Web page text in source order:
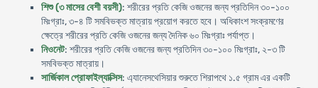
শিশু (৩ মাসের বেশী বয়সী): শরীরের প্রতি কেজি ওজনের জন্য প্রতিদিন ৩০-১০০
মিঃগ্রাঃ, ৩-৪ টি সমবিভক্ত মাত্রায় প্রয়োগ করতে হবে। অধিকাংশ সংক্রমণের
ক্ষেত্রে শরীরের প্রতি কেজি ওজনের জন্য দৈনিক ৬০ মিঃগ্রাঃ পর্যাপ্ত।
নিওনেট: শরীরের প্রতি কেজি ওজনের জন্য প্রতিদিন ৩০-১০০ মিঃগ্রাঃ, ২-৩ টি
সমবিভক্ত মাত্রায়।
সার্জিকাল প্রোফাইল্যাক্সিস: এ্যানেসথেসিয়ার শুরুতে শিরাপথে ১.৫ গ্রাম এর একটি